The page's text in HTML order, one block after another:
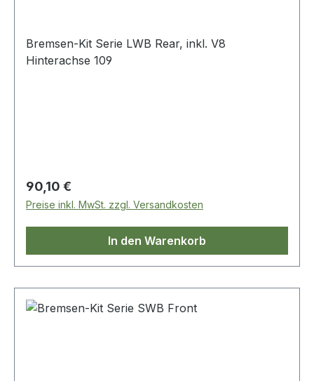
Bremsen-Kit Serie LWB Rear, inkl. V8
Hinterachse 109
Regulärer Preis:
90,10 €
Preise inkl. MwSt. zzgl. Versandkosten
In den Warenkorb